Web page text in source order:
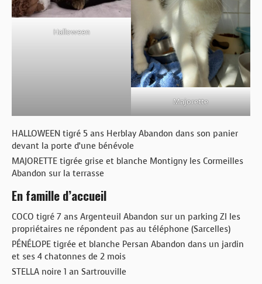
Halloween
Majorette
HALLOWEEN tigré 5 ans Herblay Abandon dans son panier
devant la porte d’une bénévole
MAJORETTE tigrée grise et blanche Montigny les Cormeilles
Abandon sur la terrasse
En famille d’accueil
COCO tigré 7 ans Argenteuil Abandon sur un parking ZI les
propriétaires ne répondent pas au téléphone (Sarcelles)
PÉNÉLOPE tigrée et blanche Persan Abandon dans un jardin
et ses 4 chatonnes de 2 mois
STELLA noire 1 an Sartrouville